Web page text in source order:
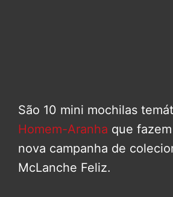
São 10 mini mochilas
Homem-Aranha que
nova campanha de
McLanche Feliz.